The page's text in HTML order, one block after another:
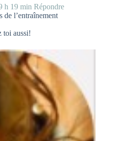
h 19 min Répondre
de l’entraînement
toi aussi!